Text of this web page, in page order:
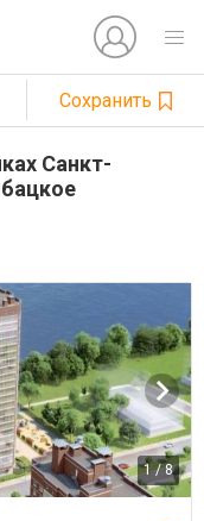
Сохранить
Санкт-
1 / 8